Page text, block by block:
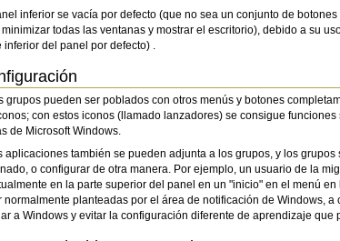
inferior se vacía por defecto (que no sea un conjunto de
todas las ventanas y mostrar el escritorio), debido a su
inferior del panel por defecto) .
grupos pueden ser poblados con otros menús y botones
con estos iconos (llamado lanzadores) se consigue
de Microsoft Windows.
aplicaciones también se pueden adjunta a los grupos, y los
o configurar de otra manera. Por ejemplo, un usuario de la
en la parte superior del panel en un "inicio" en el menú
normalmente planteadas por el área de notificación de Windows,
a Windows y evitar la configuración diferente de aprendizaje que